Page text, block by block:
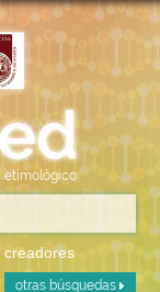
etimológico
creadores
otras búsquedas